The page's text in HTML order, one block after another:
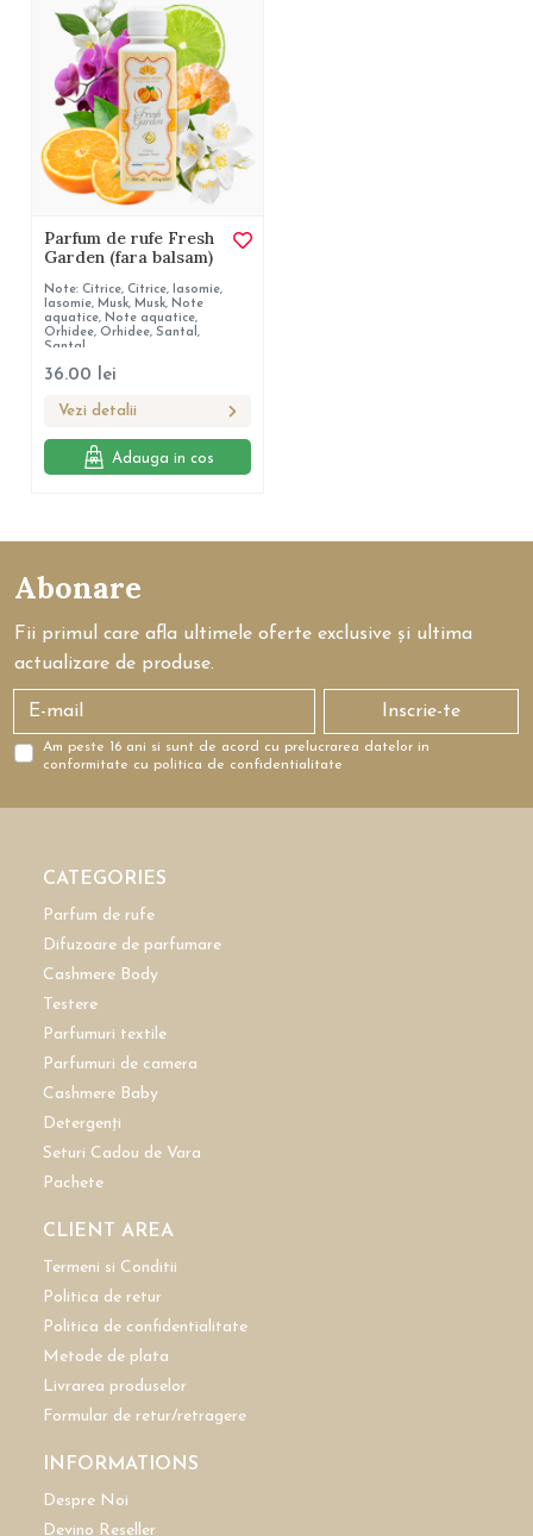
Parfum de rufe Fresh
Garden (fara balsam)
Note: Citrice, Citrice, Iasomie,
Iasomie, Musk, Musk, Note
aquatice, Note aquatice,
Orhidee, Orhidee, Santal,
Santal
36.00 lei
Vezi detalii
Adauga in cos
Abonare
Fii primul care afla ultimele oferte exclusive și ultima
actualizare de produse.
Inscrie-te
Am peste 16 ani si sunt de acord cu prelucrarea datelor in
conformitate cu politica de confidentialitate
CATEGORIES
Parfum de rufe
Difuzoare de parfumare
Cashmere Body
Testere
Parfumuri textile
Parfumuri de camera
Cashmere Baby
Detergenți
Seturi Cadou de Vara
Pachete
CLIENT AREA
Termeni si Conditii
Politica de retur
Politica de confidentialitate
Metode de plata
Livrarea produselor
Formular de retur/retragere
INFORMATIONS
Despre Noi
Devino Reseller